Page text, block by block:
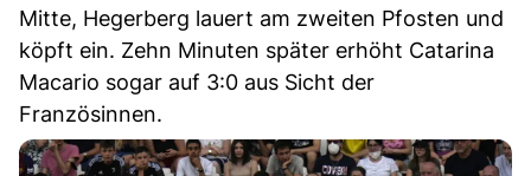
Mitte, Hegerberg lauert am zweiten Pfosten und
köpft ein. Zehn Minuten später erhöht Catarina
Macario sogar auf 3:0 aus Sicht der
Französinnen.